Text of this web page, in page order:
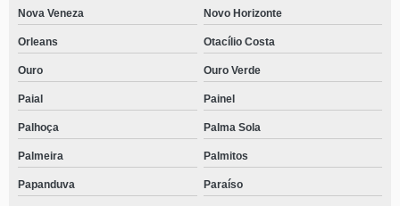
Nova Veneza Novo Horizonte
Orleans Otacílio Costa
Ouro Ouro Verde
Paial Painel
Palhoça Palma Sola
Palmeira Palmitos
Papanduva Paraíso